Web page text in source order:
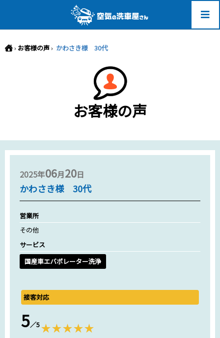
› お客様の声› かわさき様 30代
お客様の声
2025年06月20日
かわさき様 30代
営業所
その他
サービス
国産車エバポレーター洗浄
接客対応
5／5